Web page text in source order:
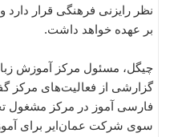
نظر رایزنی فرهنگی قرار دارد
بر عهده خواهد داشت.
چیگل، مسئول مرکز آموزش
سوی شرکت عمان‌ایر برای